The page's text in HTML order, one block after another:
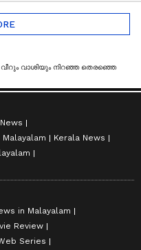
വീറും വാശിയും നിറഞ്ഞ തെരഞ്ഞെടുപ്പ് പോരാട്ടം; അധികാര കൈമാറ്റത്തിനൊരുങ്ങി അമേരിക്ക
Malayalam
Kerala News
in Malayalam
Review
Series